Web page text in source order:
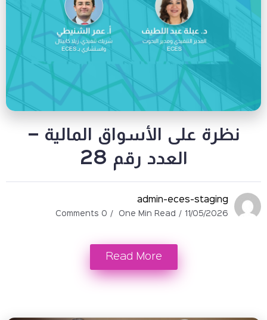
على الأسواق المالية –
العدد رقم 28
admin-eces-
11/05/
One Min Read
0 Comments
Read More